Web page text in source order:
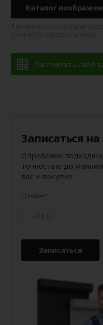
Каталог
Рассчитать свой
Записаться
Определим
точностью до
вас к покупке.
Телефон
Записаться